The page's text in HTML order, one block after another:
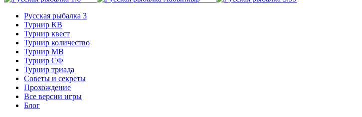
Русская рыбалка 3
Турнир КВ
Турнир квест
Турнир количество
Турнир МВ
Турнир СФ
Турнир триада
Советы и секреты
Прохождение
Все версии игры
Блог